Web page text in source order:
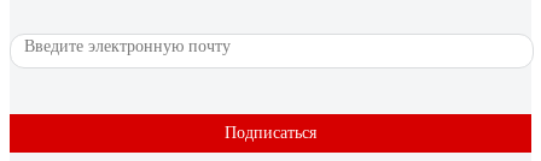
на фото 100 метровой бухты хватило на 70 кв.м. еще метров
15 осталось. Отличный металлопластик по соотношению
Подписаться